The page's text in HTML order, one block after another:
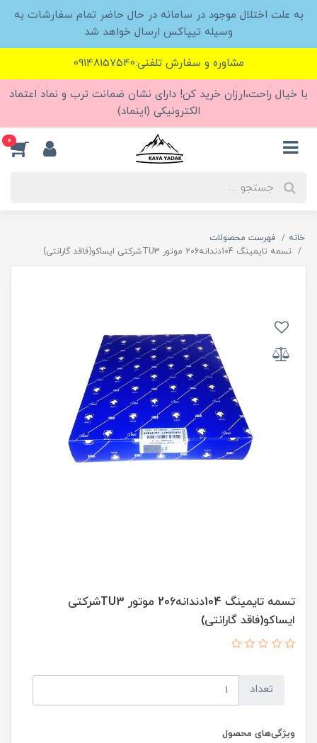
به علت اختلال موجود در سامانه در حال حاضر تمام سفارشات به
وسیله تیپاکس ارسال خواهد شد
مشاوره و سفارش تلفنی:09148157540
با خیال راحت،ارزان خرید کن! دارای نشان ضمانت ترب و نماد اعتماد
الکترونیکی (اینماد)
0
خانه
فهرست محصولات
تسمه تایمینگ 104دندانه206 موتور TU3شرکتی ایساکو(فاقد گارانتی)
تسمه تایمینگ 104دندانه206 موتور TU3شرکتی
ایساکو(فاقد گارانتی)
تعداد
ویژگی‌های محصول